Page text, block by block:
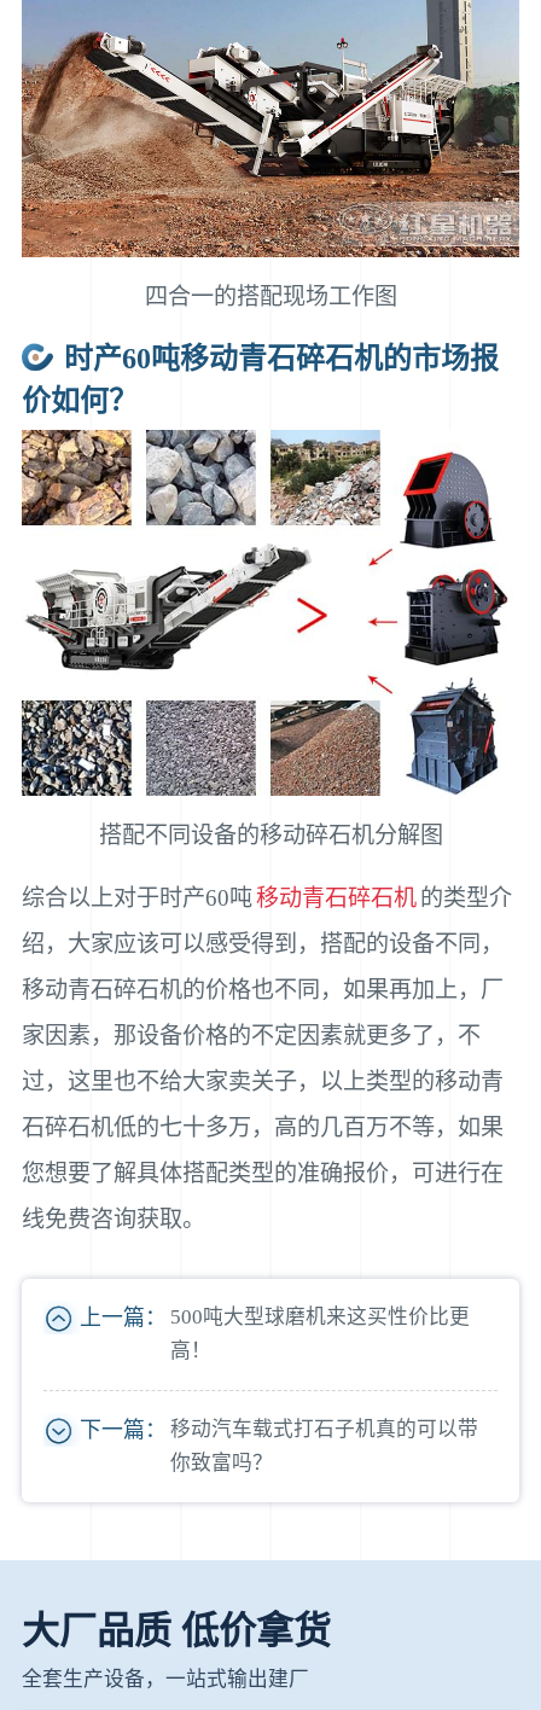
四合一的搭配现场工作图
时产60吨移动青石碎石机的市场报
价如何？
搭配不同设备的移动碎石机分解图
综合以上对于时产60吨移动青石碎石机的类型介
绍，大家应该可以感受得到，搭配的设备不同，
移动青石碎石机的价格也不同，如果再加上，厂
家因素，那设备价格的不定因素就更多了，不
过，这里也不给大家卖关子，以上类型的移动青
石碎石机低的七十多万，高的几百万不等，如果
您想要了解具体搭配类型的准确报价，可进行在
线免费咨询获取。
上一篇：
500吨大型球磨机来这买性价比更
高！
下一篇：
移动汽车载式打石子机真的可以带
你致富吗？
大厂品质 低价拿货
全套生产设备，一站式输出建厂